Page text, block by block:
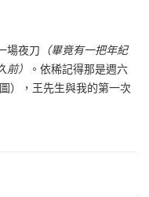
場夜刀 （畢竟有一把年紀
）
。依稀記得那是週六
），王先生與我的第一次